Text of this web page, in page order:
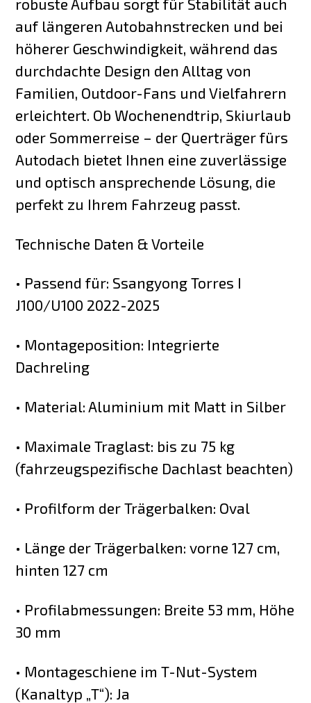
robuste Aufbau sorgt für Stabilität auch
auf längeren Autobahnstrecken und bei
höherer Geschwindigkeit, während das
durchdachte Design den Alltag von
Familien, Outdoor-Fans und Vielfahrern
erleichtert. Ob Wochenendtrip, Skiurlaub
oder Sommerreise – der Querträger fürs
Autodach bietet Ihnen eine zuverlässige
und optisch ansprechende Lösung, die
perfekt zu Ihrem Fahrzeug passt.
Technische Daten & Vorteile
• Passend für: Ssangyong Torres I
J100/U100 2022-2025
• Montageposition: Integrierte
Dachreling
• Material: Aluminium mit Matt in Silber
• Maximale Traglast: bis zu 75 kg
(fahrzeugspezifische Dachlast beachten)
• Profilform der Trägerbalken: Oval
• Länge der Trägerbalken: vorne 127 cm,
hinten 127 cm
• Profilabmessungen: Breite 53 mm, Höhe
30 mm
• Montageschiene im T-Nut-System
(Kanaltyp „T“): Ja